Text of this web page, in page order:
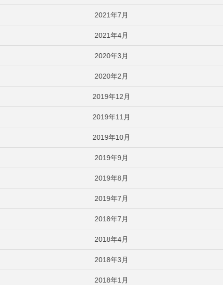
2021年7月
2021年4月
2020年3月
2020年2月
2019年12月
2019年11月
2019年10月
2019年9月
2019年8月
2019年7月
2018年7月
2018年4月
2018年3月
2018年1月